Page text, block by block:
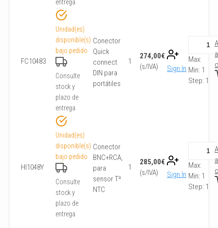
entrega
FC10483
Unidad(es)
disponible(s)
bajo pedido
Consulte
stock y
plazo de
entrega
Conector
Quick
connect
DIN para
portátiles
1
274,00€
(s/IVA)
Sign In
Max:
Min: 1
Step: 1
HI1048Y
Unidad(es)
disponible(s)
bajo pedido
Consulte
stock y
plazo de
entrega
Conector
BNC+RCA,
para
sensor Tª
NTC
1
285,00€
(s/IVA)
Sign In
Max:
Min: 1
Step: 1